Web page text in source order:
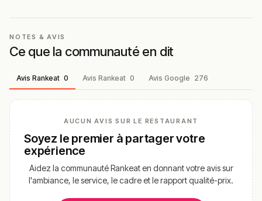
NOTES & AVIS
Ce que la communauté en dit
Avis Rankeat 0 Avis Rankeat 0 Avis Google 276
AUCUN AVIS SUR LE RESTAURANT
Soyez le premier à partager votre
expérience
Aidez la communauté Rankeat en donnant votre avis sur
l'ambiance, le service, le cadre et le rapport qualité-prix.